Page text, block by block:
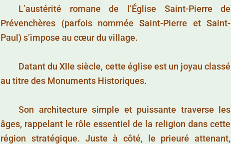
L’austérité romane de l’Église Saint-Pierre de
Prévenchères (parfois nommée Saint-Pierre et Saint-
Paul) s’impose au cœur du village.
Datant du XIIe siècle, cette église est un joyau classé
au titre des Monuments Historiques.
……..Son architecture simple et puissante traverse les
âges, rappelant le rôle essentiel de la religion dans cette
région stratégique. Juste à côté, le prieuré attenant,